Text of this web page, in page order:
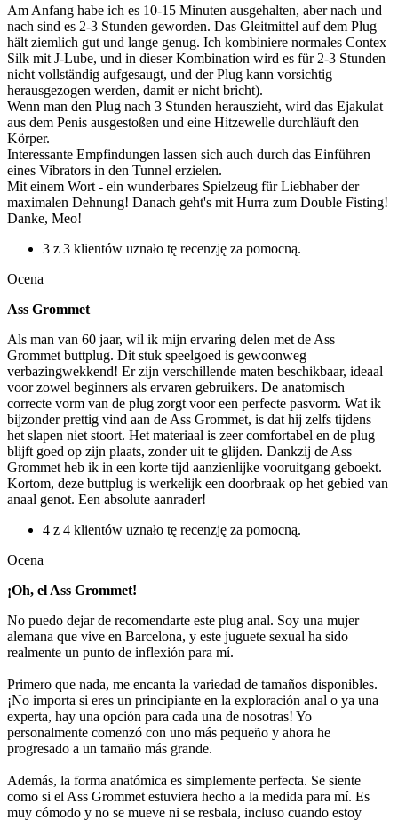
Am Anfang habe ich es 10-15 Minuten ausgehalten, aber nach und
nach sind es 2-3 Stunden geworden. Das Gleitmittel auf dem Plug
hält ziemlich gut und lange genug. Ich kombiniere normales Contex
Silk mit J-Lube, und in dieser Kombination wird es für 2-3 Stunden
nicht vollständig aufgesaugt, und der Plug kann vorsichtig
herausgezogen werden, damit er nicht bricht).
Wenn man den Plug nach 3 Stunden herauszieht, wird das Ejakulat
aus dem Penis ausgestoßen und eine Hitzewelle durchläuft den
Körper.
Interessante Empfindungen lassen sich auch durch das Einführen
eines Vibrators in den Tunnel erzielen.
Mit einem Wort - ein wunderbares Spielzeug für Liebhaber der
maximalen Dehnung! Danach geht's mit Hurra zum Double Fisting!
Danke, Meo!
3 z 3 klientów uznało tę recenzję za pomocną.
Ocena
Ass Grommet
Als man van 60 jaar, wil ik mijn ervaring delen met de Ass
Grommet buttplug. Dit stuk speelgoed is gewoonweg
verbazingwekkend! Er zijn verschillende maten beschikbaar, ideaal
voor zowel beginners als ervaren gebruikers. De anatomisch
correcte vorm van de plug zorgt voor een perfecte pasvorm. Wat ik
bijzonder prettig vind aan de Ass Grommet, is dat hij zelfs tijdens
het slapen niet stoort. Het materiaal is zeer comfortabel en de plug
blijft goed op zijn plaats, zonder uit te glijden. Dankzij de Ass
Grommet heb ik in een korte tijd aanzienlijke vooruitgang geboekt.
Kortom, deze buttplug is werkelijk een doorbraak op het gebied van
anaal genot. Een absolute aanrader!
4 z 4 klientów uznało tę recenzję za pomocną.
Ocena
¡Oh, el Ass Grommet!
No puedo dejar de recomendarte este plug anal. Soy una mujer
alemana que vive en Barcelona, y este juguete sexual ha sido
realmente un punto de inflexión para mí.
Primero que nada, me encanta la variedad de tamaños disponibles.
¡No importa si eres un principiante en la exploración anal o ya una
experta, hay una opción para cada una de nosotras! Yo
personalmente comenzó con uno más pequeño y ahora he
progresado a un tamaño más grande.
Además, la forma anatómica es simplemente perfecta. Se siente
como si el Ass Grommet estuviera hecho a la medida para mí. Es
muy cómodo y no se mueve ni se resbala, incluso cuando estoy